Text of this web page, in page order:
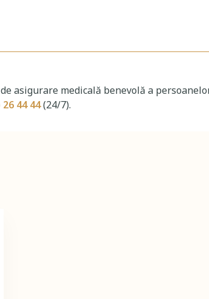
asigurare medicală benevolă a
44 44(24/7).